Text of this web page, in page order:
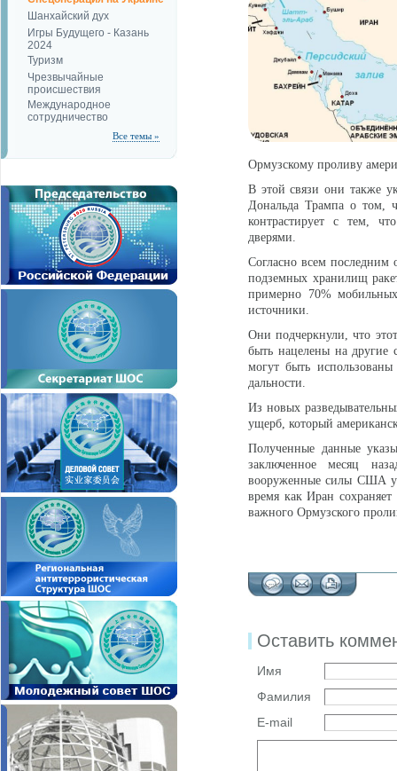
Шанхайский дух
Игры Будущего - Казань
2024
Туризм
Чрезвычайные
происшествия
Международное
сотрудничество
Все темы »
Ормузскому проливу
В этой связи они также
Дональда Трампа о том,
контрастирует с тем,
дверями.
Согласно всем последним
подземных хранилищ
примерно 70%
источники.
Они подчеркнули, что
быть нацелены на другие
могут быть
дальности.
Из новых
ущерб, который
Полученные данные
заключенное месяц
вооруженные силы США
время как Иран
важного Ормузского
Оставить
Имя
Фамилия
E-mail